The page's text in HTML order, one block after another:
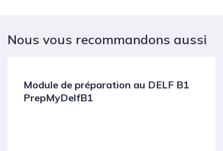
Nous vous recommandons aussi
Module de préparation au DELF B1
PrepMyDelfB1